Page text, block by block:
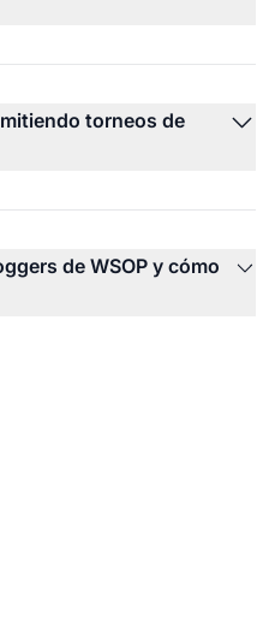
torneos de
de WSOP y cómo